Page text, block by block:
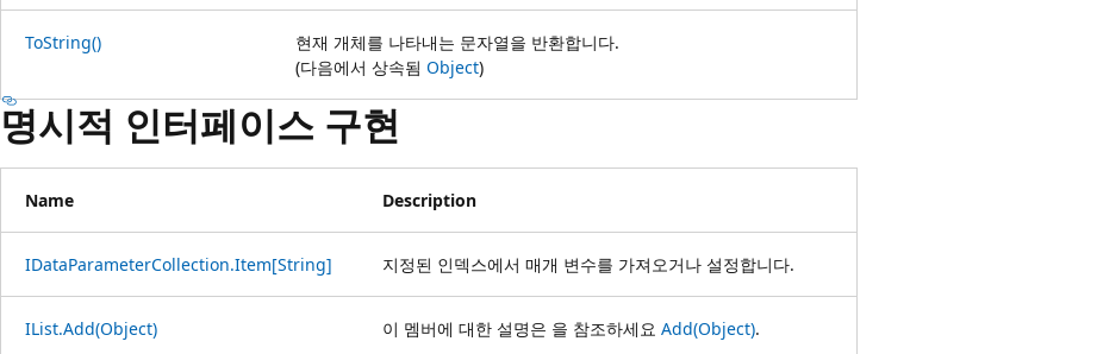
ToString()
현재 개체를 나타내는 문자열을 반환합니다.
(다음에서 상속됨 Object)
명시적 인터페이스 구현
Name Description
IDataParameterCollection.Item[String] 지정된 인덱스에서 매개 변수를 가져오거나 설정합니다.
IList.Add(Object) 이 멤버에 대한 설명은 을 참조하세요 Add(Object).